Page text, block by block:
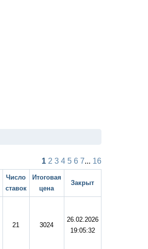
1 2 3 4 5 6 7... 16
Число
ставок
Итоговая
цена
Закрыт
21 3024
26.02.2026
19:05:32